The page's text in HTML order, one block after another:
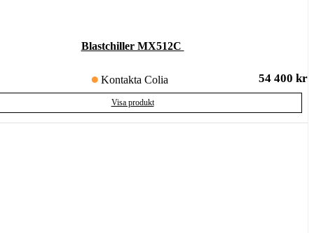
Blastchiller MX512C
Kontakta Colia 54 400 kr
Visa produkt